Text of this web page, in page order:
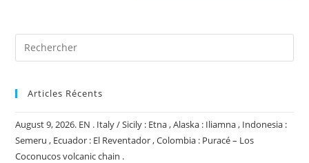
Articles Récents
August 9, 2026. EN . Italy / Sicily : Etna , Alaska : Iliamna , Indonesia :
Semeru , Ecuador : El Reventador , Colombia : Puracé – Los
Coconucos volcanic chain .